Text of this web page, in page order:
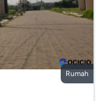
Rumah